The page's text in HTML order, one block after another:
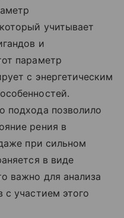
учитывает
и
параметр
с энергетическим
подхода позволило
рения в
при сильном
в виде
важно для анализа
с участием этого